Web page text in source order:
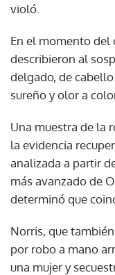
violó.
En el momento del
describieron al
delgado, de
sureño y olor a
Una muestra de la
la evidencia
analizada a partir
más avanzado de
determinó que
Norris, que
por robo a mano
una mujer y